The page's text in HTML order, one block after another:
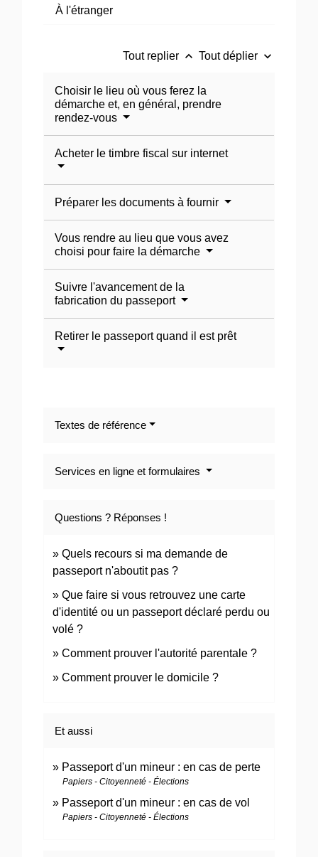
À l'étranger
Tout replier keyboard_arrow_up Tout déplier keyboard_arrow_down
Choisir le lieu où vous ferez la
démarche et, en général, prendre
rendez-vous
Acheter le timbre fiscal sur internet
Préparer les documents à fournir
Vous rendre au lieu que vous avez
choisi pour faire la démarche
Suivre l'avancement de la
fabrication du passeport
Retirer le passeport quand il est prêt
Textes de référence
Services en ligne et formulaires
Questions ? Réponses !
Quels recours si ma demande de
passeport n'aboutit pas ?
Que faire si vous retrouvez une carte
d'identité ou un passeport déclaré perdu ou
volé ?
Comment prouver l'autorité parentale ?
Comment prouver le domicile ?
Et aussi
Passeport d'un mineur : en cas de perte
Papiers - Citoyenneté - Élections
Passeport d'un mineur : en cas de vol
Papiers - Citoyenneté - Élections